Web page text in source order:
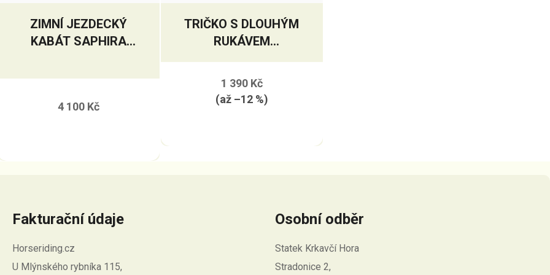
ZIMNÍ JEZDECKÝ
KABÁT SAPHIRA
Průměrné
produktu
4 100 Kč
TRIČKO S DLOUHÝM
RUKÁVEM
1 390 Kč
(až –12 %)
Fakturační údaje
Horseriding.cz
U Mlýnského rybníka 115,
Osobní odběr
Statek Krkavčí Hora
Stradonice 2,